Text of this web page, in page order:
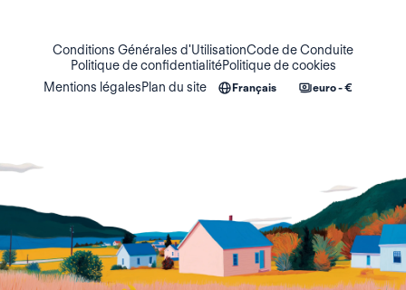
Conditions Générales d'UtilisationCode de Conduite
Politique de confidentialitéPolitique de cookies
Mentions légalesPlan du site Français euro - €